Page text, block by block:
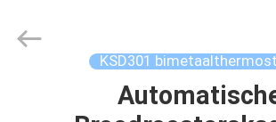
KSD301